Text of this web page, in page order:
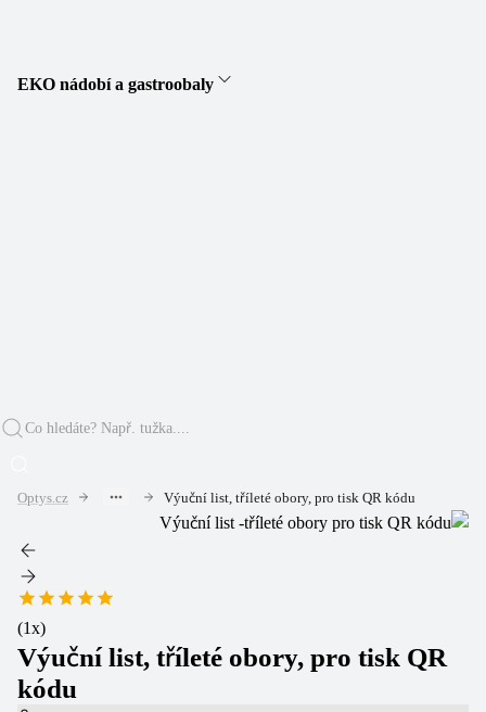
EKO nádobí a gastroobaly
Optys.cz Výuční list, tříleté obory, pro tisk QR kódu
(1x)
Výuční list, tříleté obory, pro tisk QR
kódu